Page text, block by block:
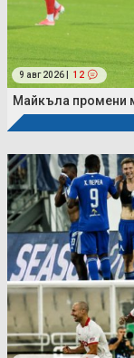
9 авг 2026 | 12
Майкъла промени